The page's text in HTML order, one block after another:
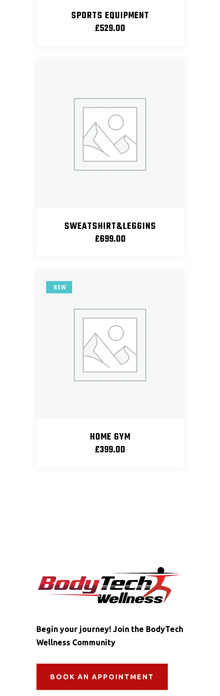
SPORTS EQUIPMENT
£529.00
SWEATSHIRT&LEGGINS
£699.00
NEW
HOME GYM
£399.00
Begin your journey! Join the BodyTech
Wellness Community
BOOK AN APPOINTMENT